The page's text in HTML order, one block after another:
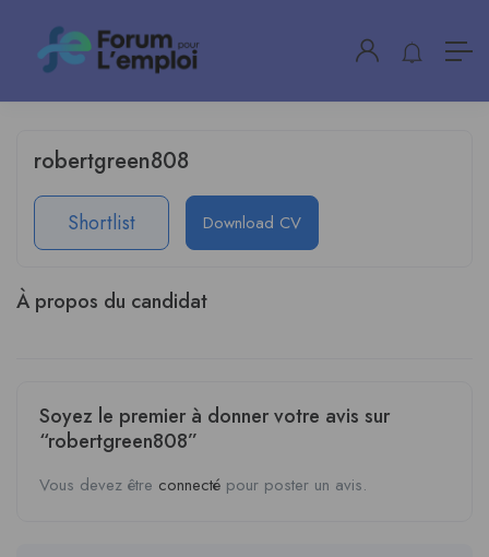
robertgreen808
Shortlist Download CV
À propos du candidat
Soyez le premier à donner votre avis sur
“robertgreen808”
Vous devez être connecté pour poster un avis.